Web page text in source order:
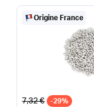
Origine France
Ancien prix
7,32 € -29%